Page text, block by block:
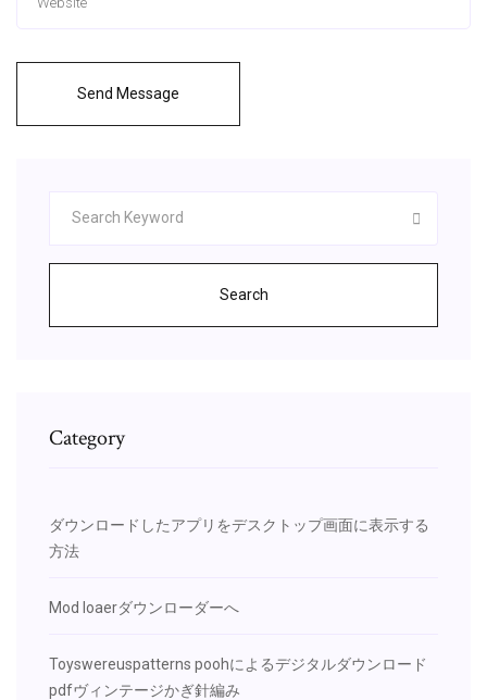
Send Message
Search
Category
ダウンロードしたアプリをデスクトップ画面に表示する
方法
Mod loaerダウンローダーへ
Toyswereuspatterns poohによるデジタルダウンロード
pdfヴィンテージかぎ針編み